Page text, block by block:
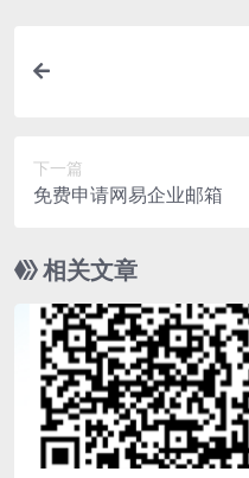
下一篇
免费申请网易企业邮箱
相关文章